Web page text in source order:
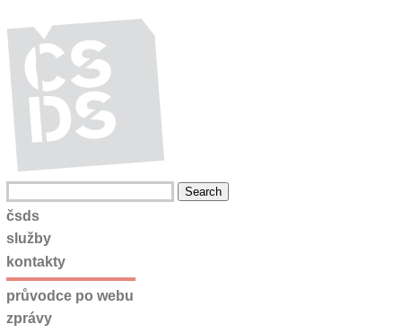
čsds
služby
kontakty
průvodce po webu
zprávy